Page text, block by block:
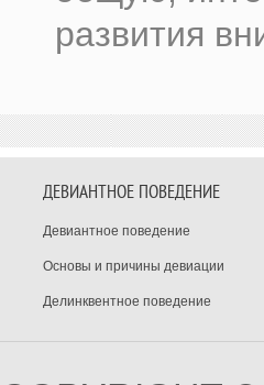
развития
ДЕВИАНТНОЕ ПОВЕДЕНИЕ
Девиантное поведение
Основы и причины девиации
Делинквентное поведение